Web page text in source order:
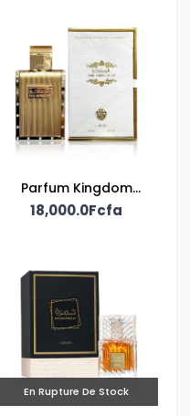
Parfum Kingdom
Homme
18,000.0Fcfa
En Rupture De Stock